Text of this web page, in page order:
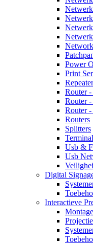
Power
Print
Router
Router
Router -
Routers
Splitters
Usb &
Usb
Digital
Interactieve